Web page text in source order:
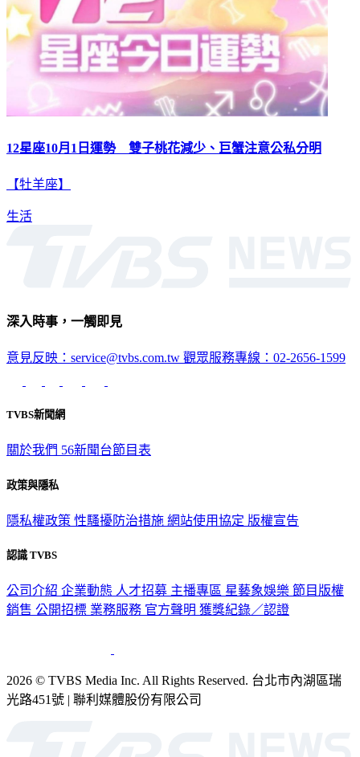
12星座10月1日運勢 雙子桃花減少、巨蟹注意公私分明
【牡羊座】
生活
深入時事，一觸即見
意見反映：service@tvbs.com.tw 觀眾服務專線：02-2656-1599
TVBS新聞網
關於我們 56新聞台節目表
政策與隱私
隱私權政策 性騷擾防治措施 網站使用協定 版權宣告
認識 TVBS
公司介紹 企業動態 人才招募 主播專區 星藝象娛樂 節目版權
銷售 公開招標 業務服務 官方聲明 獲獎紀錄／認證
2026 © TVBS Media Inc. All Rights Reserved. 台北市內湖區瑞
光路451號 | 聯利媒體股份有限公司